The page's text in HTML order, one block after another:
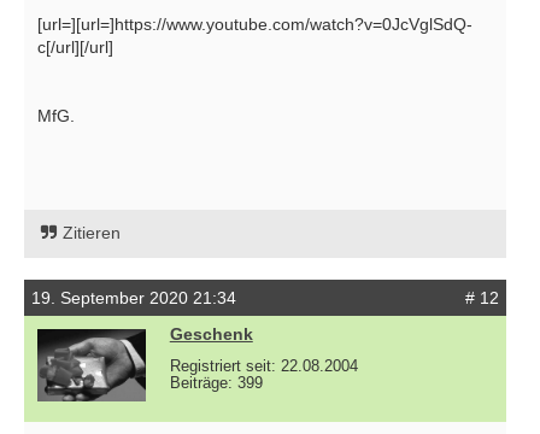
[url=][url=]https://www.youtube.com/watch?v=0JcVglSdQ-
c[/url][/url]
MfG.
Zitieren
19. September 2020 21:34
# 12
Geschenk
Registriert seit: 22.08.2004
Beiträge: 399